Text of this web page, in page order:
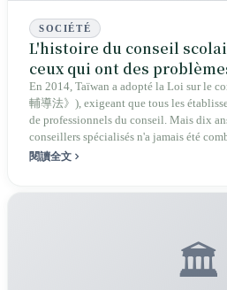
SOCIÉTÉ
L'histoire du conseil
ceux qui ont des
le monde en a besoin,
assez »
En 2014, Taïwan a adopté la Loi sur le
輔導法》), exigeant que tous les
de professionnels du conseil. Mais dix
conseillers spécialisés n'a jamais été
conseillers en régime itinérant ne
Unis ont mis soixante ans à atteindre.
閱讀全文
🏛️